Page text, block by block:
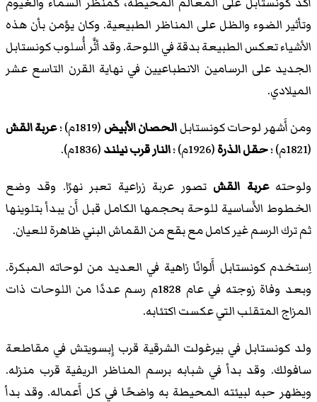
وتأثير الضوء والظل على المناظر الطبيعية. وكان يؤمن بأن هذه
الأشياء تعكس الطبيعة بدقة في اللوحة. وقد أثَّر أُسلوب كونستابل
الجديد على الرسامين الانطباعيين في نهاية القرن التاسع عشر
الميلادي.
ومن أَشهر لوحات كونستابلالحصان الأبيض (1819م) ؛
عربة القش
(1821م) ؛
حقل الذرة(1926م) ؛ النار قرب نيلند(1836م).
ولوحتهعربة القش تصور عربة زراعية تعبر نهرًا. وقد وضع
الخطوط الأَساسية للوحة بحجمها الكامل قبل أَن يبدأ بتلوينها
ثم ترك الرسم غير كامل مع بقع من القماش البني ظاهرة للعيان.
اِستخدم كونستابل أَلوانًا زاهية في العديد من لوحاته المبكرة.
وبعد وفاة زوجته في عام 1828م رسم عددًا من اللوحات ذات
المزاج المتقلب التي عكست اكتئابه.
ولد كونستابل في بيرغولت الشرقية قرب إِبسويتش في مقاطعة
سافولك. وقد بدأ في شبابه برسم المناظر الريفية قرب منزله.
ويظهر حبه لبيئته المحيطة به واضحًا في كل أَعماله. وقد بدأ